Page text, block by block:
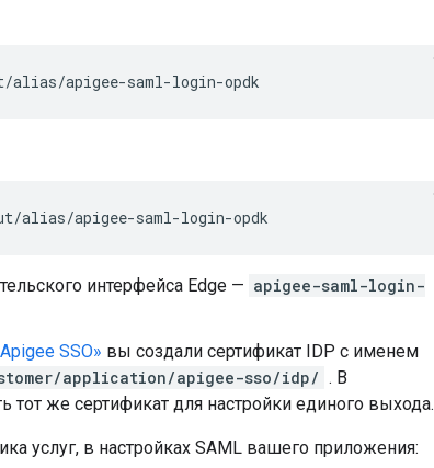
alias/apigee-saml-login-opdk
alias/apigee-saml-login-opdk
интерфейса Edge — apigee-saml-login-
SSO» вы создали сертификат IDP с именем
application/apigee-sso/idp/ . В
же сертификат для настройки единого выхода.
услуг, в настройках SAML вашего приложения: